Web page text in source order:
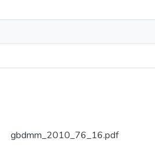
gbdmm_2010_76_16.pdf